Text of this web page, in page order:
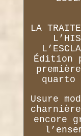
LA
Édition
quarto
Usure
encore